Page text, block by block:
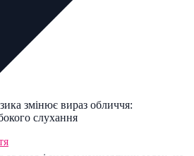
змінює вираз обличчя:
слухання